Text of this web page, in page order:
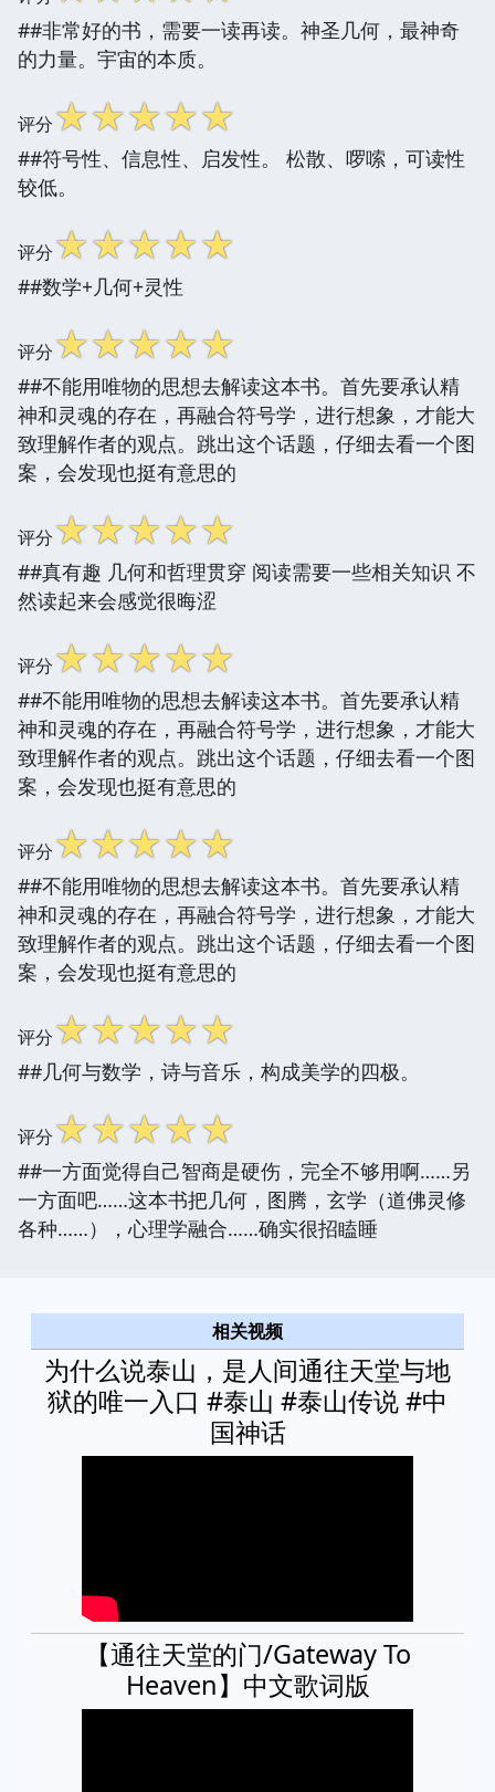
##非常好的书，需要一读再读。神圣几何，最神奇
的力量。宇宙的本质。
评分☆☆☆☆☆
##符号性、信息性、启发性。 松散、啰嗦，可读性
较低。
评分☆☆☆☆☆
##数学+几何+灵性
评分☆☆☆☆☆
##不能用唯物的思想去解读这本书。首先要承认精
神和灵魂的存在，再融合符号学，进行想象，才能大
致理解作者的观点。跳出这个话题，仔细去看一个图
案，会发现也挺有意思的
评分☆☆☆☆☆
##真有趣 几何和哲理贯穿 阅读需要一些相关知识 不
然读起来会感觉很晦涩
评分☆☆☆☆☆
##不能用唯物的思想去解读这本书。首先要承认精
神和灵魂的存在，再融合符号学，进行想象，才能大
致理解作者的观点。跳出这个话题，仔细去看一个图
案，会发现也挺有意思的
评分☆☆☆☆☆
##不能用唯物的思想去解读这本书。首先要承认精
神和灵魂的存在，再融合符号学，进行想象，才能大
致理解作者的观点。跳出这个话题，仔细去看一个图
案，会发现也挺有意思的
评分☆☆☆☆☆
##几何与数学，诗与音乐，构成美学的四极。
评分☆☆☆☆☆
##一方面觉得自己智商是硬伤，完全不够用啊……另
一方面吧……这本书把几何，图腾，玄学（道佛灵修
各种……），心理学融合……确实很招瞌睡
相关视频
为什么说泰山，是人间通往天堂与地
狱的唯一入口 #泰山 #泰山传说 #中
国神话
【通往天堂的门/Gateway To
Heaven】中文歌词版